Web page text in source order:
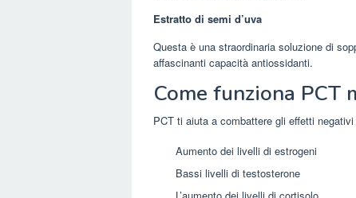
Estratto di semi d’uva
Questa è una straordinaria soluzione di
affascinanti capacità antiossidanti.
Come funziona PCT
PCT ti aiuta a combattere gli effetti
Aumento dei livelli di estrogeni
Bassi livelli di testosterone